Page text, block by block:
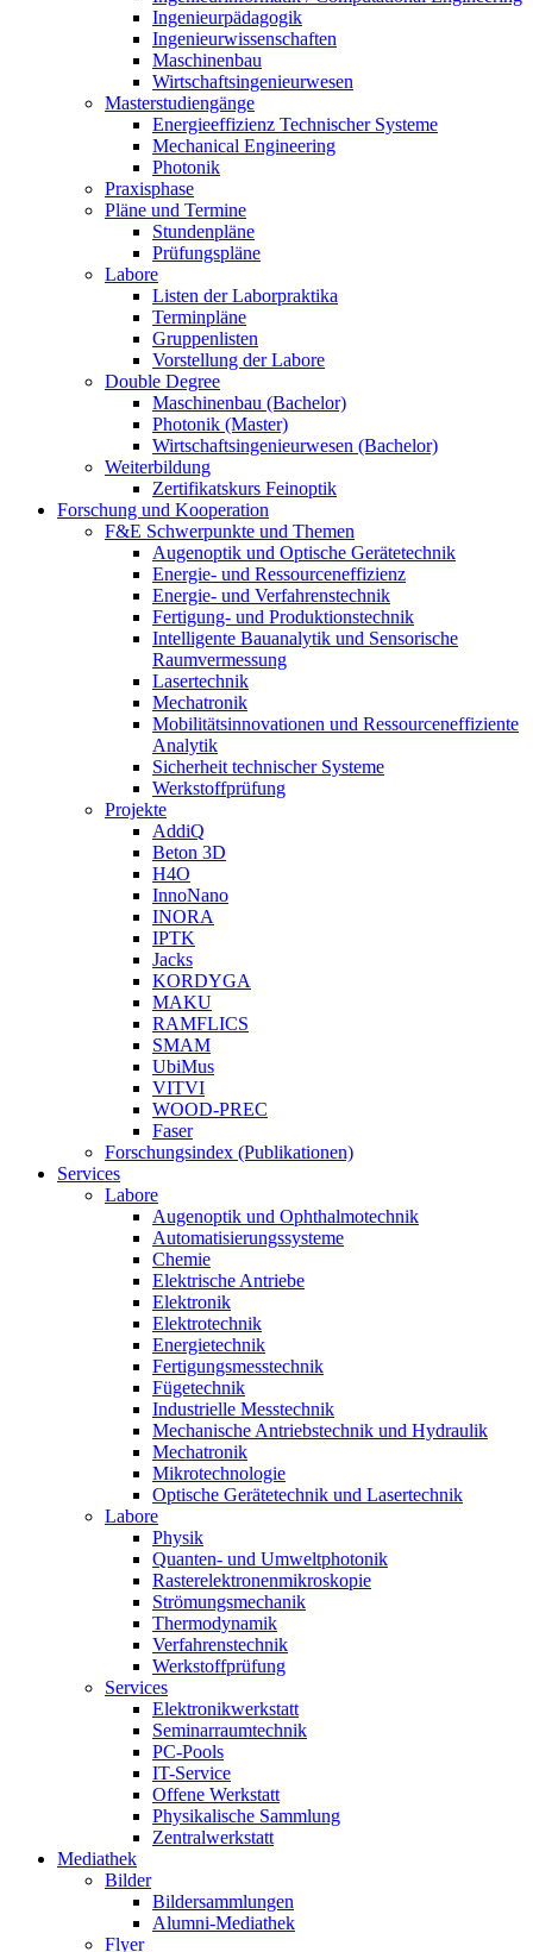
Ingenieurpädagogik
Ingenieurwissenschaften
Maschinenbau
Wirtschaftsingenieurwesen
Masterstudiengänge
Energieeffizienz Technischer Systeme
Mechanical Engineering
Photonik
Praxisphase
Pläne und Termine
Stundenpläne
Prüfungspläne
Labore
Listen der Laborpraktika
Terminpläne
Gruppenlisten
Vorstellung der Labore
Double Degree
Maschinenbau (Bachelor)
Photonik (Master)
Wirtschaftsingenieurwesen (Bachelor)
Weiterbildung
Zertifikatskurs Feinoptik
Forschung und Kooperation
F&E Schwerpunkte und Themen
Augenoptik und Optische Gerätetechnik
Energie- und Ressourceneffizienz
Energie- und Verfahrenstechnik
Fertigung- und Produktionstechnik
Intelligente Bauanalytik und Sensorische
Raumvermessung
Lasertechnik
Mechatronik
Mobilitätsinnovationen und Ressourceneffiziente
Analytik
Sicherheit technischer Systeme
Werkstoffprüfung
Projekte
AddiQ
Beton 3D
H4O
InnoNano
INORA
IPTK
Jacks
KORDYGA
MAKU
RAMFLICS
SMAM
UbiMus
VITVI
WOOD-PREC
Faser
Forschungsindex (Publikationen)
Services
Labore
Augenoptik und Ophthalmotechnik
Automatisierungssysteme
Chemie
Elektrische Antriebe
Elektronik
Elektrotechnik
Energietechnik
Fertigungsmesstechnik
Fügetechnik
Industrielle Messtechnik
Mechanische Antriebstechnik und Hydraulik
Mechatronik
Mikrotechnologie
Optische Gerätetechnik und Lasertechnik
Labore
Physik
Quanten- und Umweltphotonik
Rasterelektronenmikroskopie
Strömungsmechanik
Thermodynamik
Verfahrenstechnik
Werkstoffprüfung
Services
Elektronikwerkstatt
Seminarraumtechnik
PC-Pools
IT-Service
Offene Werkstatt
Physikalische Sammlung
Zentralwerkstatt
Mediathek
Bilder
Bildersammlungen
Alumni-Mediathek
Flyer